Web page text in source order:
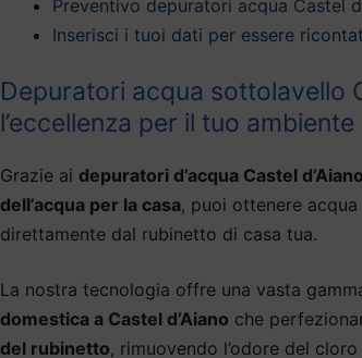
Preventivo depuratori acqua Castel
Inserisci i tuoi dati per essere
Depuratori acqua sottolavello
l’eccellenza per il tuo ambiente
Grazie ai depuratori d’acqua Castel d’Aiano
dell’acqua per la casa, puoi ottenere
direttamente dal rubinetto di casa tua.
La nostra tecnologia offre una vasta
domestica a Castel d’Aiano che
del rubinetto, rimuovendo l’odore del